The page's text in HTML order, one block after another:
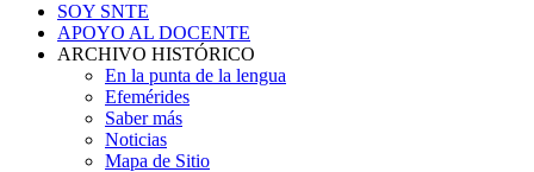
SOY SNTE
APOYO AL DOCENTE
ARCHIVO HISTÓRICO
En la punta de la lengua
Efemérides
Saber más
Noticias
Mapa de Sitio